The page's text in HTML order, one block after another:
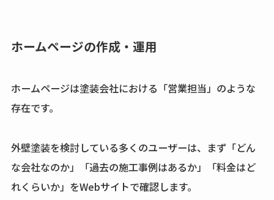
ホームページの作成・運用
ホームページは塗装会社における「営業担当」のような
存在です。
外壁塗装を検討している多くのユーザーは、まず「どん
な会社なのか」「過去の施工事例はあるか」「料金はど
れくらいか」をWebサイトで確認します。